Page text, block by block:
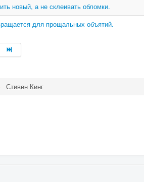
новый, а не склеивать обломки.
для прощальных объятий.
Стивен Кинг